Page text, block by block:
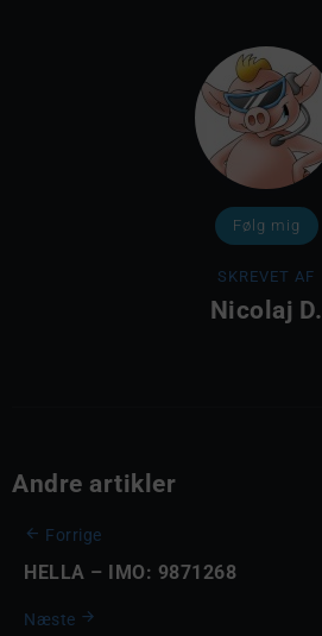
Følg mig
SKREVET AF
Nicolaj D.
Andre artikler
Forrige
HELLA – IMO: 9871268
Næste